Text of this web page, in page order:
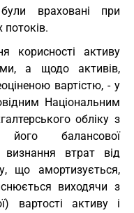
враховані при
потоків.
корисності активу
а щодо активів,
вартістю, - у
Національним
обліку з
балансової
визнання втрат від
що амортизується,
виходячи з
вартості активу і